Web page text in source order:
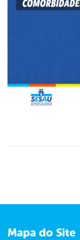
Mapa do Site